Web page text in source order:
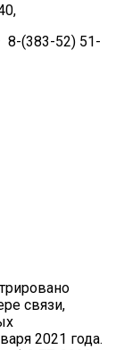
8-(383-52) 51-
связи,
2021 года.